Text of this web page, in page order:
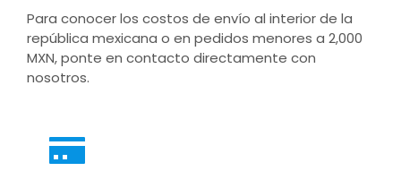
Para conocer los costos de envío al interior de la
república mexicana o en pedidos menores a 2,000
MXN, ponte en contacto directamente con
nosotros.